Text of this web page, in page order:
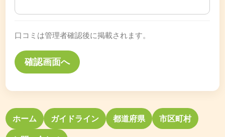
口コミは管理者確認後に掲載されます。
ホーム ガイドライン 都道府県 市区町村